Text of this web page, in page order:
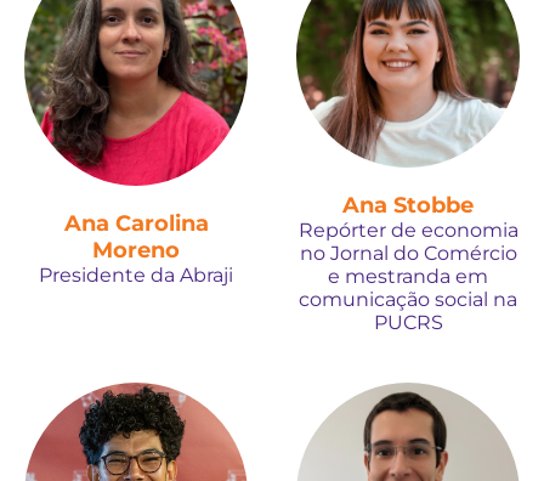
Ana Carolina
Moreno
Presidente da Abraji
Ana Stobbe
Repórter de economia
no Jornal do Comércio
e mestranda em
comunicação social na
PUCRS